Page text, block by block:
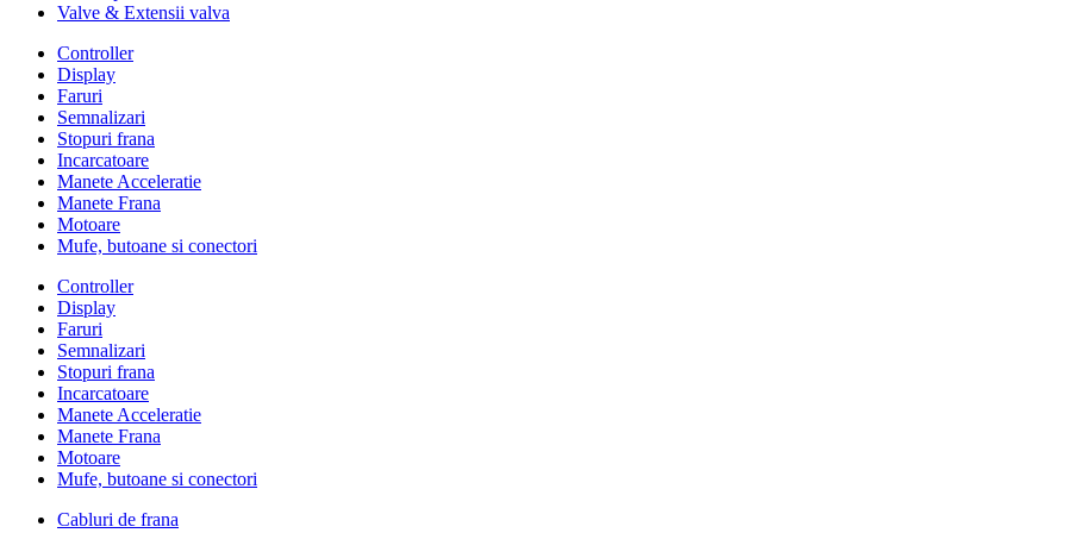
Valve & Extensii valva
Controller
Display
Faruri
Semnalizari
Stopuri frana
Incarcatoare
Manete Acceleratie
Manete Frana
Motoare
Mufe, butoane si conectori
Controller
Display
Faruri
Semnalizari
Stopuri frana
Incarcatoare
Manete Acceleratie
Manete Frana
Motoare
Mufe, butoane si conectori
Cabluri de frana